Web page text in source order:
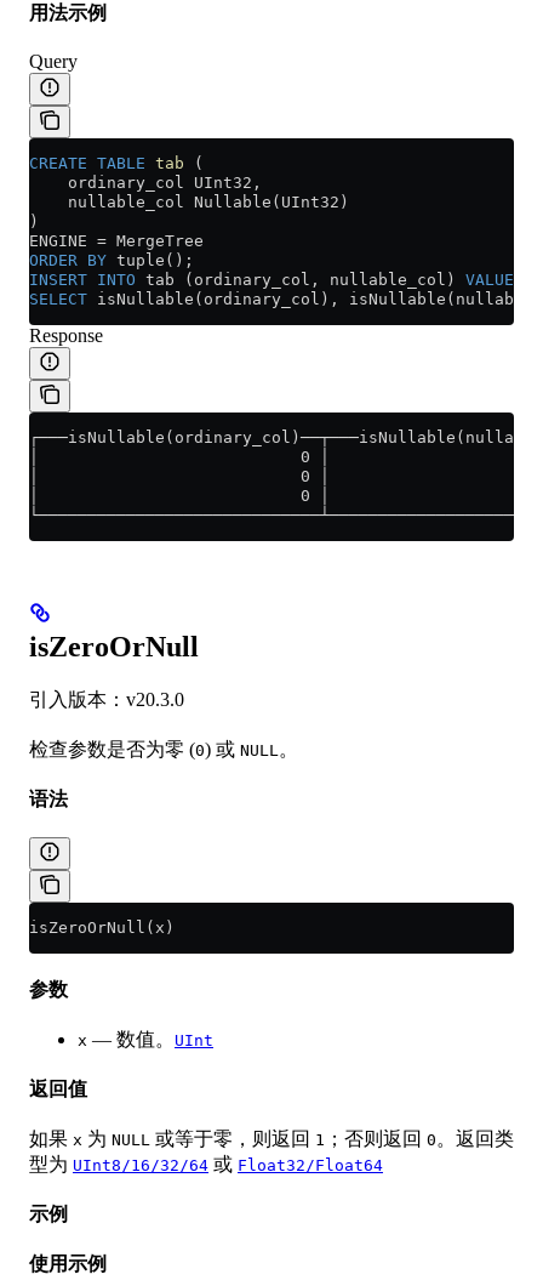
用法示例
Query
CREATE TABLE tab (
    ordinary_col UInt32,
    nullable_col Nullable(UInt32)
)
ENGINE = MergeTree
ORDER BY tuple();
INSERT INTO tab (ordinary_col, nullable_col) VALUES
SELECT isNullable(ordinary_col),
Response
│                           0 │
│                           0 │
│                           0 │
isZeroOrNull
引入版本：v20.3.0
检查参数是否为零 (0) 或 NULL 。
语法
isZeroOrNull(x)
参数
x — 数值。 UInt
返回值
如果 x 为 NULL 或等于零，则返回 1 ；否则返回 0 。返回类
型为 UInt8/16/32/64 或 Float32/Float64
示例
使用示例